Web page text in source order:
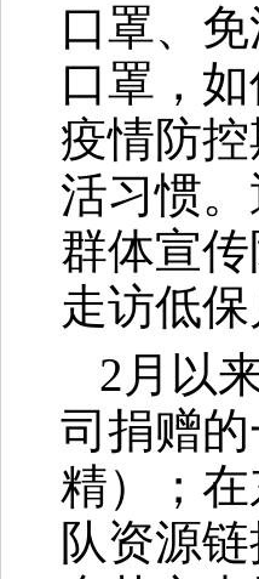
口罩、
口罩，
疫情防
活习惯
群体宣
走访低
2月以
司捐赠
精）；
队资源